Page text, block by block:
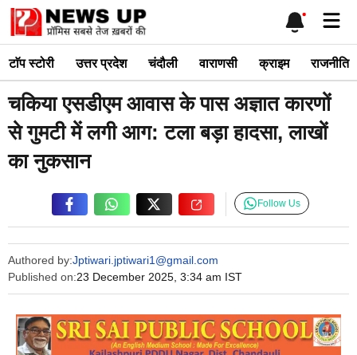
Skip
content
टाॅप स्टोरी उत्तर प्रदेश चंदौली वाराणसी क्राइम राजनीति
चकिया एसडीएम आवास के पास अज्ञात कारणों
से गुमटी में लगी आग: टला बड़ा हादसा, लाखों
का नुकसान
Authored by:Jptiwari.jptiwari1@gmail.com
Published on:23 December 2025, 3:34 am IST
Follow Us